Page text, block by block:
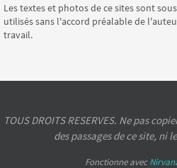
Les textes et photos de ce sites sont
utilisés sans l'accord préalable de
travail.
TOUS DROITS RESERVES. Ne pas
des passages de ce site, ni
Fonctionne avec